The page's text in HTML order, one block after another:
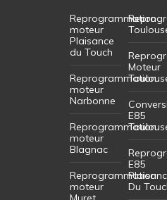
Reprogrammation
moteur
Plaisance
du Touch
Reprogrammation
moteur
Narbonne
Reprogrammation
moteur
Blagnac
Reprogrammation
moteur
Moteur
E85
E85
Du